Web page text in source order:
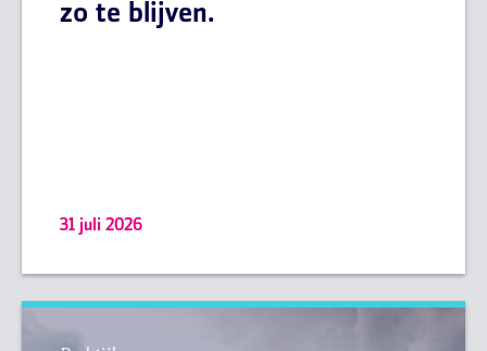
zo te blijven.
31 juli 2026